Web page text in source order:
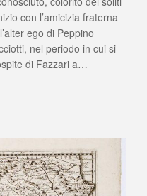
DI
FILADELFIA
(VV):
RISORGIMENTO
IN
con l’amicizia fraterna
ego di Peppino
nel periodo in cui si
di Fazzari a…